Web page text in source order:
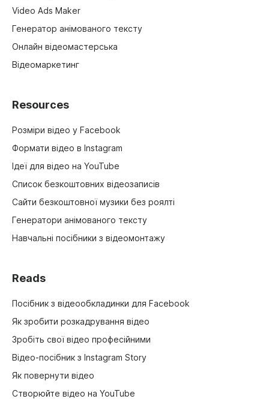
Video Ads Maker
Генератор анімованого тексту
Онлайн відеомастерська
Відеомаркетинг
Resources
Розміри відео у Facebook
Формати відео в Instagram
Ідеї для відео на YouTube
Список безкоштовних відеозаписів
Сайти безкоштовної музики без роялті
Генератори анімованого тексту
Навчальні посібники з відеомонтажу
Reads
Посібник з відеообкладинки для Facebook
Як зробити розкадрування відео
Зробіть свої відео професійними
Відео-посібник з Instagram Story
Як повернути відео
Створюйте відео на YouTube